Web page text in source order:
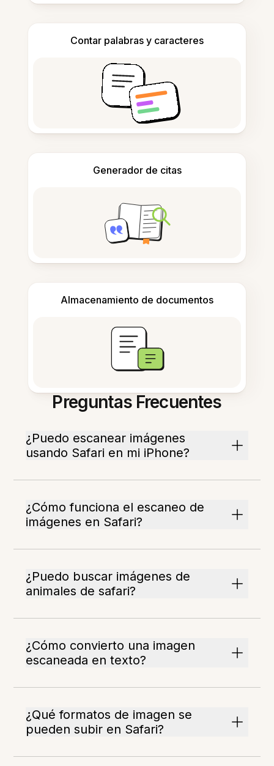
Contar palabras y caracteres
Generador de citas
Almacenamiento de documentos
Preguntas Frecuentes
¿Puedo escanear imágenes
usando Safari en mi iPhone?
¿Cómo funciona el escaneo de
imágenes en Safari?
¿Puedo buscar imágenes de
animales de safari?
¿Cómo convierto una imagen
escaneada en texto?
¿Qué formatos de imagen se
pueden subir en Safari?